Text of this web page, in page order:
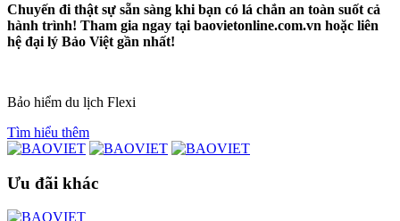
Chuyến đi thật sự sẵn sàng khi bạn có lá chắn an toàn suốt cả
hành trình! Tham gia ngay tại baovietonline.com.vn hoặc liên
hệ đại lý Bảo Việt gần nhất!
Bảo hiểm du lịch Flexi
Tìm hiểu thêm
Ưu đãi khác